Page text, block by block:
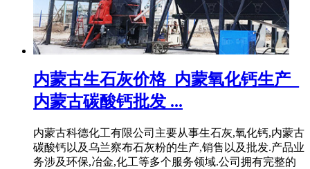
内蒙古生石灰价格_内蒙氧化钙生产_
内蒙古碳酸钙批发 ...
内蒙古科德化工有限公司主要从事生石灰,氧化钙,内蒙古
碳酸钙以及乌兰察布石灰粉的生产,销售以及批发.产品业
务涉及环保,冶金,化工等多个服务领域.公司拥有完整的